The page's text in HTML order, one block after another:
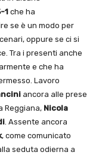
1 che ha
se è un modo per
oppure se ci si
Tra i presenti anche
e che ha
Lavoro
ancora alle prese
Reggiana, Nicola
. Assente ancora
, come comunicato
seduta odierna a